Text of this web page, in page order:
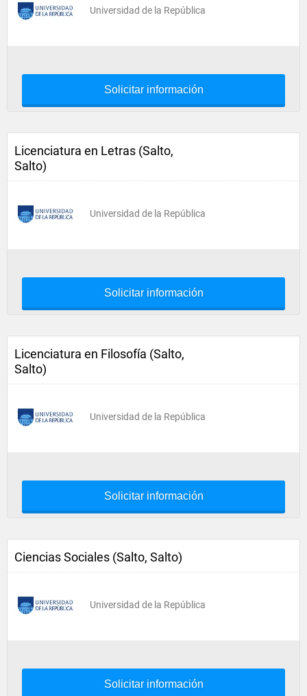
Universidad de la República
Solicitar información
Licenciatura en Letras (Salto,
Salto)
Universidad de la República
Solicitar información
Licenciatura en Filosofía (Salto,
Salto)
Universidad de la República
Solicitar información
Ciencias Sociales (Salto, Salto)
Universidad de la República
Solicitar información